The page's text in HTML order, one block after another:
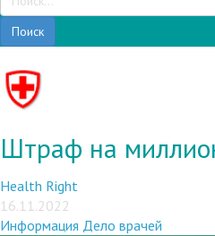
Поиск
Штраф на
Health Right
16.11.2022
Информация Дело врачей